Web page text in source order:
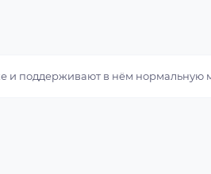
и поддерживают в нём нормальную